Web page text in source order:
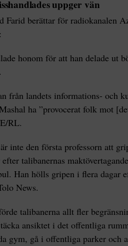
uppger vän
Farid berättar för radiokanalen
honom för att han delade ut
från landets informations- och
ha ”provocerat folk mot
RL.
inte den första professorn att
efter talibanernas
Han hölls gripen i flera dagar
News.
talibanerna allt fler
ansiktet i det offentliga
gym, gå i offentliga parker och